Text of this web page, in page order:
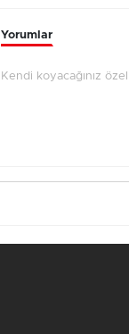
Yorumlar
Kendi koyacağınız